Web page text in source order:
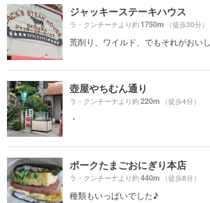
ジャッキーステーキハウス
ラ・クンチーナより約1750m （徒歩30分）
荒削り、ワイルド、でもそれがおい
壺屋やちむん通り
ラ・クンチーナより約220m （徒歩4分）
・
ポークたまごおにぎり本店
ラ・クンチーナより約440m （徒歩8分）
種類もいっぱいでした♪